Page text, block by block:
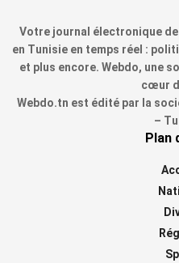
Votre journal électronique
en Tunisie en temps réel :
et plus encore. Webdo, une
cœur
Webdo.tn est édité par la
–
Plan